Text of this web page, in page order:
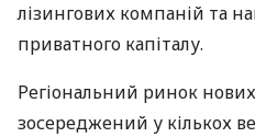
лізингових компаній та
приватного капіталу.
Регіональний ринок
зосереджений у кількох